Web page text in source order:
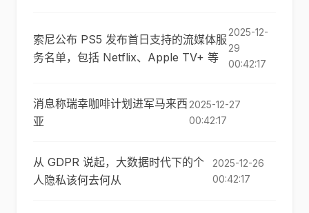
索尼公布 PS5 发布首日支持的流媒体服
务名单，包括 Netflix、Apple TV+ 等
2025-12-
29
00:42:17
消息称瑞幸咖啡计划进军马来西
亚
2025-12-27
00:42:17
从 GDPR 说起，大数据时代下的个
人隐私该何去何从
2025-12-26
00:42:17